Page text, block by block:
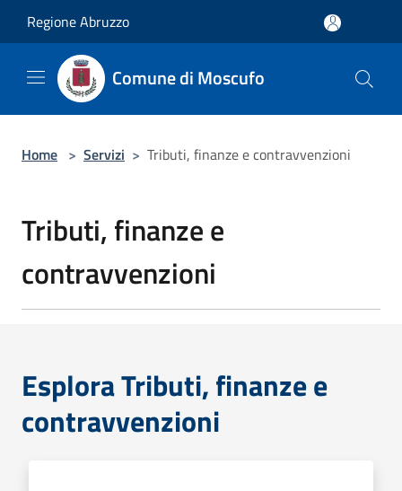
Regione Abruzzo
Comune di Moscufo
Home > Servizi > Tributi, finanze e contravvenzioni
Tributi, finanze e
contravvenzioni
Esplora Tributi, finanze e
contravvenzioni